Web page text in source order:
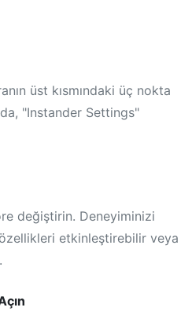
üst kısmındaki üç nokta
"Instander Settings"
değiştirin. Deneyiminizi
etkinleştirebilir veya